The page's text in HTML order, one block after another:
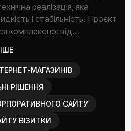
реалізація, яка
і стабільність. Проєкт
комплексно: від…
МАГАЗИНІВ
РІШЕННЯ
САЙТУ
ВІЗИТКИ